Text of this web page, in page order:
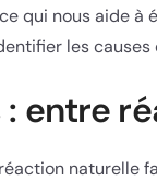
qui nous aide à
les causes
: entre
naturelle